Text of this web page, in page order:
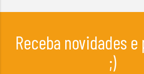
Receba novidades
;)